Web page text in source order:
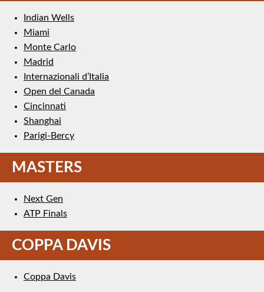
Indian Wells
Miami
Monte Carlo
Madrid
Internazionali d’Italia
Open del Canada
Cincinnati
Shanghai
Parigi-Bercy
MASTERS
Next Gen
ATP Finals
COPPA DAVIS
Coppa Davis